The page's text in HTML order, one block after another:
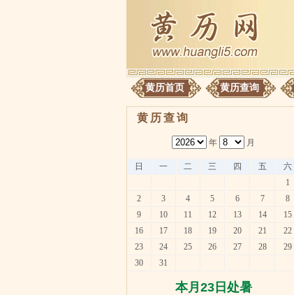
黄历首页 黄历查询
黄历查询
年 月
日 一 二 三 四 五
六
1
2
3 4 5 6 7
8
9
10 11 12 13 14
15
16
17 18 19 20 21
22
23
24 25 26 27 28
29
30
31
本月23日处暑